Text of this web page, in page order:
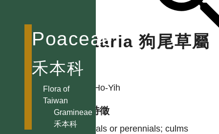
Poaceae
禾本科
Flora of
Taiwan
Gramineae
禾本科
Hordeum 大麥屬
Hymenachne
膜稃草屬
Ichnanthus
距花黍屬
Imperata 白茅屬
Setaria 狗尾草屬
作者
LIU, Ho-Yih
型態特徵
Annuals or perennials; culms